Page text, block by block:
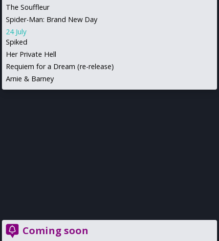
The Souffleur
Spider-Man: Brand New Day
24 July
Spiked
Her Private Hell
Requiem for a Dream (re-release)
Arnie & Barney
Coming soon